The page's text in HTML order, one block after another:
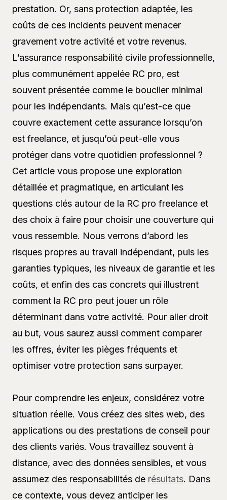
prestation. Or, sans protection adaptée, les
coûts de ces incidents peuvent menacer
gravement votre activité et votre revenus.
L’assurance responsabilité civile professionnelle,
plus communément appelée RC pro, est
souvent présentée comme le bouclier minimal
pour les indépendants. Mais qu’est-ce que
couvre exactement cette assurance lorsqu’on
est freelance, et jusqu’où peut-elle vous
protéger dans votre quotidien professionnel ?
Cet article vous propose une exploration
détaillée et pragmatique, en articulant les
questions clés autour de la RC pro freelance et
des choix à faire pour choisir une couverture qui
vous ressemble. Nous verrons d’abord les
risques propres au travail indépendant, puis les
garanties typiques, les niveaux de garantie et les
coûts, et enfin des cas concrets qui illustrent
comment la RC pro peut jouer un rôle
déterminant dans votre activité. Pour aller droit
au but, vous saurez aussi comment comparer
les offres, éviter les pièges fréquents et
optimiser votre protection sans surpayer.
Pour comprendre les enjeux, considérez votre
situation réelle. Vous créez des sites web, des
applications ou des prestations de conseil pour
des clients variés. Vous travaillez souvent à
distance, avec des données sensibles, et vous
assumez des responsabilités de résultats. Dans
ce contexte, vous devez anticiper les